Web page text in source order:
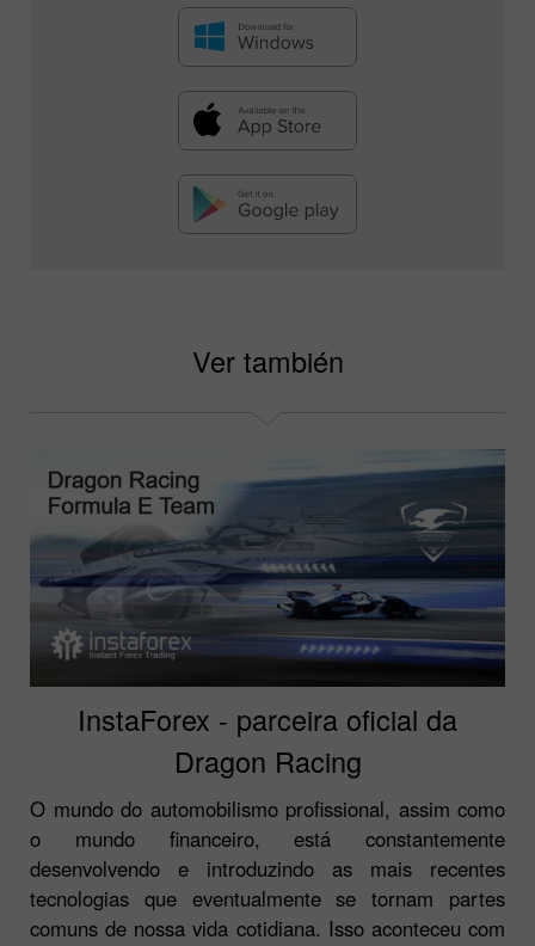
Ver también
InstaForex - parceira oficial da
Dragon Racing
O mundo do automobilismo profissional, assim como
o mundo financeiro, está constantemente
desenvolvendo e introduzindo as mais recentes
tecnologias que eventualmente se tornam partes
comuns de nossa vida cotidiana. Isso aconteceu com